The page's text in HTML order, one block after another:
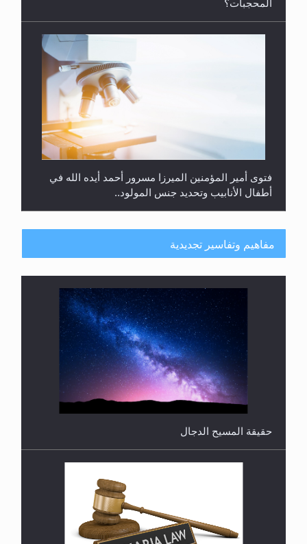
أطفال الأنابيب وتحديد جنس المولود..
هل تعتبر الأشفار الاصطناعية (الرموش الاصطناعية)
والأظافر البلاستيكية وطلاء الأظافر حاجبا للوضوء وهل
يُسمح الصلاة بها؟
مفاهيم وتفاسير تجديدية
القرآن قاضٍ وحكمٌ على السنة ومهيمنٌ عليها.. ليس